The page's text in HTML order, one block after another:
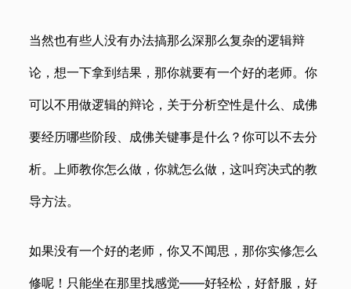
当然也有些人没有办法搞那么深那么复杂的逻辑辩
论，想一下拿到结果，那你就要有一个好的老师。你
可以不用做逻辑的辩论，关于分析空性是什么、成佛
要经历哪些阶段、成佛关键事是什么？你可以不去分
析。上师教你怎么做，你就怎么做，这叫窍决式的教
导方法。
如果没有一个好的老师，你又不闻思，那你实修怎么
修呢！只能坐在那里找感觉——好轻松，好舒服，好